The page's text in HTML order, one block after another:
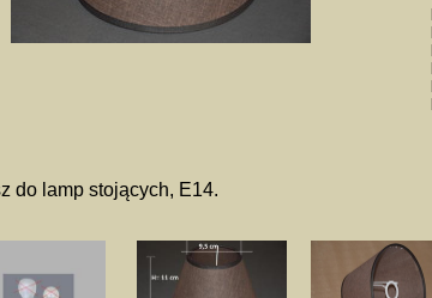
do lamp stojących, E14.